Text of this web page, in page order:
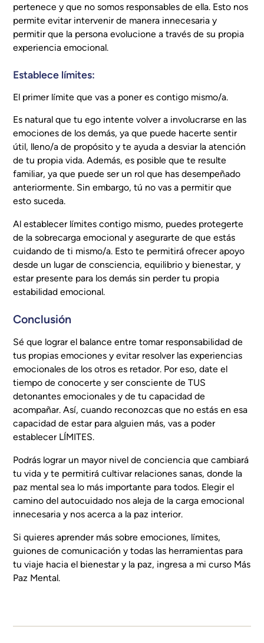
pertenece y que no somos responsables de ella. Esto nos
permite evitar intervenir de manera innecesaria y
permitir que la persona evolucione a través de su propia
experiencia emocional.
Establece límites:
El primer límite que vas a poner es contigo mismo/a.
Es natural que tu ego intente volver a involucrarse en las
emociones de los demás, ya que puede hacerte sentir
útil, lleno/a de propósito y te ayuda a desviar la atención
de tu propia vida. Además, es posible que te resulte
familiar, ya que puede ser un rol que has desempeñado
anteriormente. Sin embargo, tú no vas a permitir que
esto suceda.
Al establecer límites contigo mismo, puedes protegerte
de la sobrecarga emocional y asegurarte de que estás
cuidando de ti mismo/a. Esto te permitirá ofrecer apoyo
desde un lugar de consciencia, equilibrio y bienestar, y
estar presente para los demás sin perder tu propia
estabilidad emocional.
Conclusión
Sé que lograr el balance entre tomar responsabilidad de
tus propias emociones y evitar resolver las experiencias
emocionales de los otros es retador. Por eso, date el
tiempo de conocerte y ser consciente de TUS
detonantes emocionales y de tu capacidad de
acompañar. Así, cuando reconozcas que no estás en esa
capacidad de estar para alguien más, vas a poder
establecer LÍMITES.
Podrás lograr un mayor nivel de conciencia que cambiará
tu vida y te permitirá cultivar relaciones sanas, donde la
paz mental sea lo más importante para todos. Elegir el
camino del autocuidado nos aleja de la carga emocional
innecesaria y nos acerca a la paz interior.
Si quieres aprender más sobre emociones, límites,
guiones de comunicación y todas las herramientas para
tu viaje hacia el bienestar y la paz, ingresa a mi curso Más
Paz Mental.